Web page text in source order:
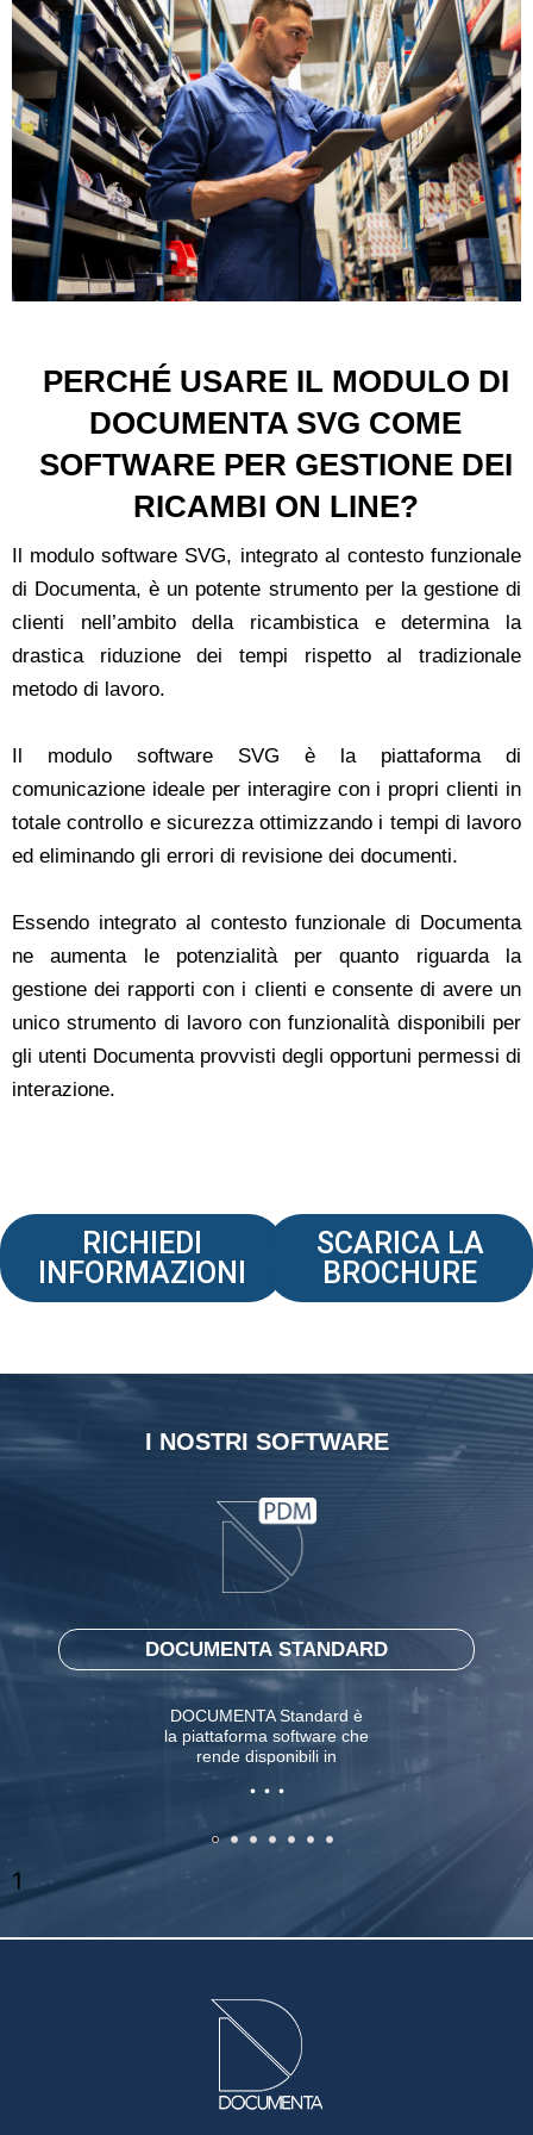
PERCHÉ USARE IL MODULO DI
DOCUMENTA SVG COME
SOFTWARE PER GESTIONE DEI
RICAMBI ON LINE?
Il modulo software SVG, integrato al contesto funzionale
di Documenta, è un potente strumento per la gestione di
clienti nell’ambito della ricambistica e determina la
drastica riduzione dei tempi rispetto al tradizionale
metodo di lavoro.
Il modulo software SVG è la piattaforma di
comunicazione ideale per interagire con i propri clienti in
totale controllo e sicurezza ottimizzando i tempi di lavoro
ed eliminando gli errori di revisione dei documenti.
Essendo integrato al contesto funzionale di Documenta
ne aumenta le potenzialità per quanto riguarda la
gestione dei rapporti con i clienti e consente di avere un
unico strumento di lavoro con funzionalità disponibili per
gli utenti Documenta provvisti degli opportuni permessi di
interazione.
RICHIEDI
INFORMAZIONI
SCARICA LA
BROCHURE
I NOSTRI SOFTWARE
DOCUMENTA STANDARD
DOCUMENTA Standard è
la piattaforma software che
rende disponibili in
sicurezza le informazioni a
tutti gli utenti dei
dipartimenti aziendali
coinvolti nella gestione
delle commesse industriali
funzionalità PDM (product
principali entità trattate e
sono: i documenti, gli
utenti, la sicurezza delle
informazioni, i calendari, la
gestione ore lavorate, la
messaggistica interna, i
forum di discussione, i
. . .
1